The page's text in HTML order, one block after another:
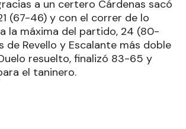
a un certero Cárdenas sacó
(67-46) y con el correr de lo
la máxima del partido, 24 (80-
de Revello y Escalante más doble
resuelto, finalizó 83-65 y
el taninero.